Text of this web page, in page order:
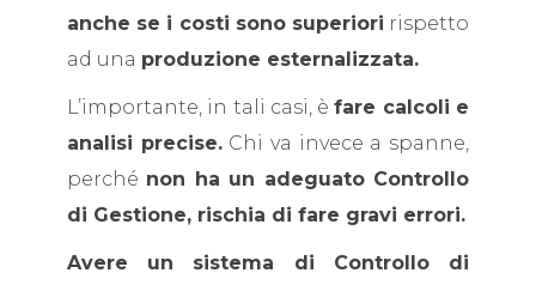
anche se i costi sono superiori rispetto
ad una produzione esternalizzata.
L’importante, in tali casi, èfare calcoli e
analisi precise.Chi va invece a spanne,
perché non ha un adeguato Controllo
di Gestione, rischia di fare gravi errori.
Avere un sistema di Controllo di